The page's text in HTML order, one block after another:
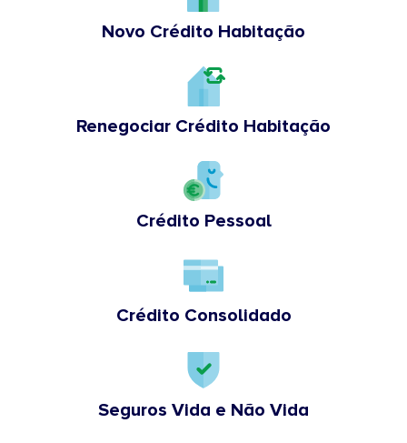
Novo Crédito Habitação
Renegociar Crédito Habitação
Crédito Pessoal
Crédito Consolidado
Seguros Vida e Não Vida